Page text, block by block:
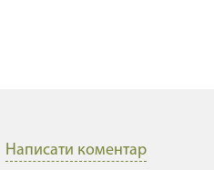
Написати коментар